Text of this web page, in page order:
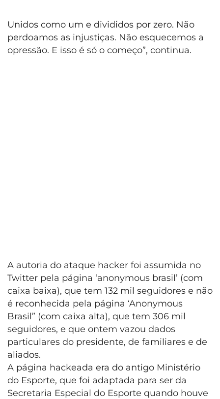
Unidos como um e divididos por zero. Não
perdoamos as injustiças. Não esquecemos a
opressão. E isso é só o começo”, continua.
A autoria do ataque hacker foi assumida no
Twitter pela página ‘anonymous brasil’ (com
caixa baixa), que tem 132 mil seguidores e não
é reconhecida pela página ‘Anonymous
Brasil” (com caixa alta), que tem 306 mil
seguidores, e que ontem vazou dados
particulares do presidente, de familiares e de
aliados.
A página hackeada era do antigo Ministério
do Esporte, que foi adaptada para ser da
Secretaria Especial do Esporte quando houve